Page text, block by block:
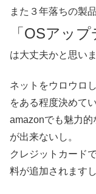
また３年落ちの製
「OSアッ
は大丈夫かと思いま
ネットをウロウロ
をある程度決めて
amazonでも魅力
が出来ないし。
クレジットカード
料が追加されますし